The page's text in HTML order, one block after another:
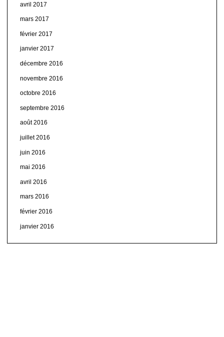
avril 2017
mars 2017
février 2017
janvier 2017
décembre 2016
novembre 2016
octobre 2016
septembre 2016
août 2016
juillet 2016
juin 2016
mai 2016
avril 2016
mars 2016
février 2016
janvier 2016